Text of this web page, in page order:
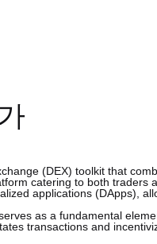
(DEX) toolkit that
catering to both
applications (DApps),
as a fundamental
transactions and